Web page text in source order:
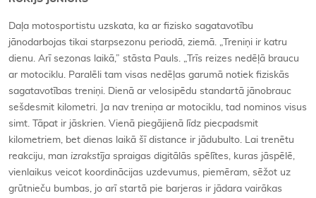
Daļa motosportistu uzskata, ka ar fizisko sagatavotību
jānodarbojas tikai starpsezonu periodā, ziemā. „Treniņi ir katru
dienu. Arī sezonas laikā,” stāsta Pauls. „Trīs reizes nedēļā braucu
ar motociklu. Paralēli tam visas nedēļas garumā notiek fiziskās
sagatavotības treniņi. Dienā ar velosipēdu standartā jānobrauc
sešdesmit kilometri. Ja nav treniņa ar motociklu, tad nominos visus
simt. Tāpat ir jāskrien. Vienā piegājienā līdz piecpadsmit
kilometriem, bet dienas laikā šī distance ir jādubulto. Lai trenētu
reakciju, man izrakstīja spraigas digitālās spēlītes, kuras jāspēlē,
vienlaikus veicot koordinācijas uzdevumus, piemēram, sēžot uz
grūtnieču bumbas, jo arī startā pie barjeras ir jādara vairākas